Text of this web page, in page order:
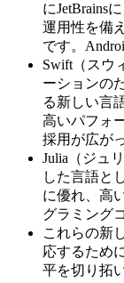
にJetBrains
運用性を備
です。
Swift（スウ
ーションの
る新しい言
高いパフォ
採用が広が
Julia（ジュ
した言語と
に優れ、高
グラミング
これらの新
応するため
平を切り拓